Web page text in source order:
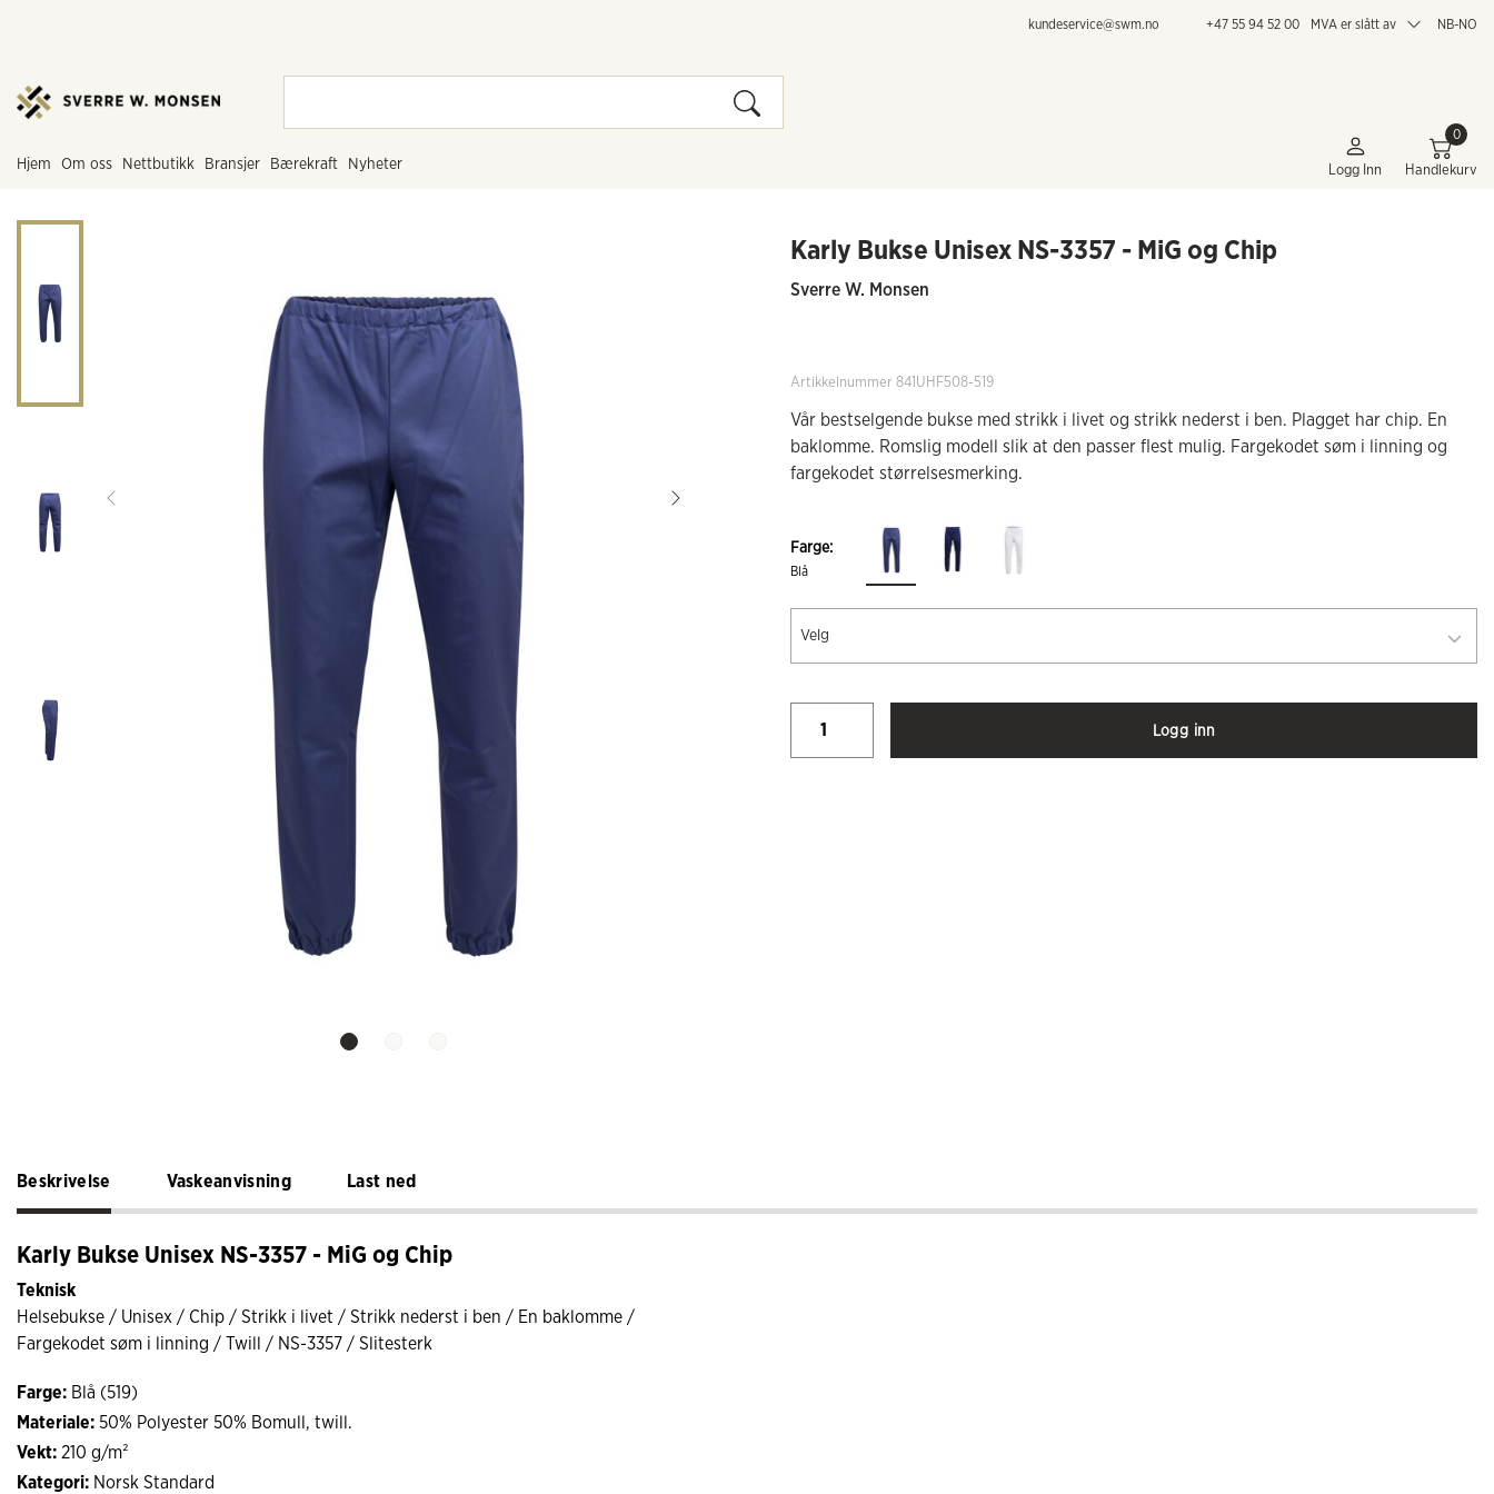
kundeservice@swm.no +47 55 94 52 00 MVA er slått av NB-NO
hjem om oss nettbutikk bransjer bærekraft nyheter Logg Inn
0
Handlekurv
Karly Bukse Unisex NS-3357 - MiG og Chip
Sverre W. Monsen
Artikkelnummer 841UHF508-519
Vår bestselgende bukse med strikk i livet og strikk nederst i ben. Plagget har chip. En
baklomme. Romslig modell slik at den passer flest mulig. Fargekodet søm i linning og
fargekodet størrelsesmerking.
Farge:
Blå
Velg
Logg inn
Beskrivelse Vaskeanvisning Last ned
Karly Bukse Unisex NS-3357 - MiG og Chip
Teknisk
Helsebukse / Unisex / Chip / Strikk i livet / Strikk nederst i ben / En baklomme /
Fargekodet søm i linning / Twill / NS-3357 / Slitesterk
Farge: Blå (519)
Materiale: 50% Polyester 50% Bomull, twill.
Vekt: 210 g/m²
Kategori: Norsk Standard